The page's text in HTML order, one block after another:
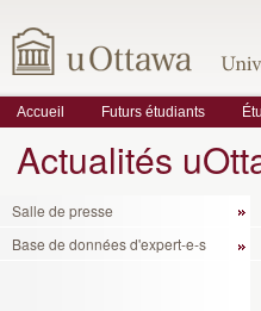
Accueil Futurs étudiants
Actualités
Salle de presse
Base de données d'expert-e-s